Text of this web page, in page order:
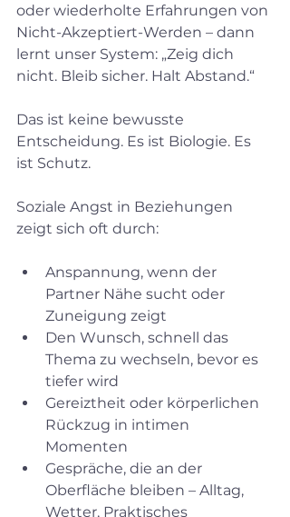
oder wiederholte Erfahrungen von
Nicht-Akzeptiert-Werden – dann
lernt unser System: „Zeig dich
nicht. Bleib sicher. Halt Abstand.“
Das ist keine bewusste
Entscheidung. Es ist Biologie. Es
ist Schutz.
Soziale Angst in Beziehungen
zeigt sich oft durch:
Anspannung, wenn der
Partner Nähe sucht oder
Zuneigung zeigt
Den Wunsch, schnell das
Thema zu wechseln, bevor es
tiefer wird
Gereiztheit oder körperlichen
Rückzug in intimen
Momenten
Gespräche, die an der
Oberfläche bleiben – Alltag,
Wetter, Praktisches